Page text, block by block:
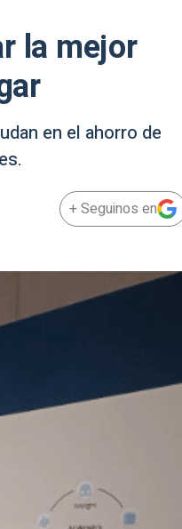
la mejor
en el ahorro de
+ Seguinos en